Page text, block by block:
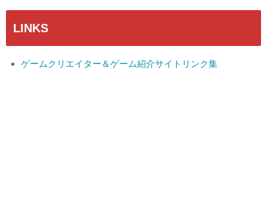
LINKS
ゲームクリエイター＆ゲーム紹介サイトリンク集